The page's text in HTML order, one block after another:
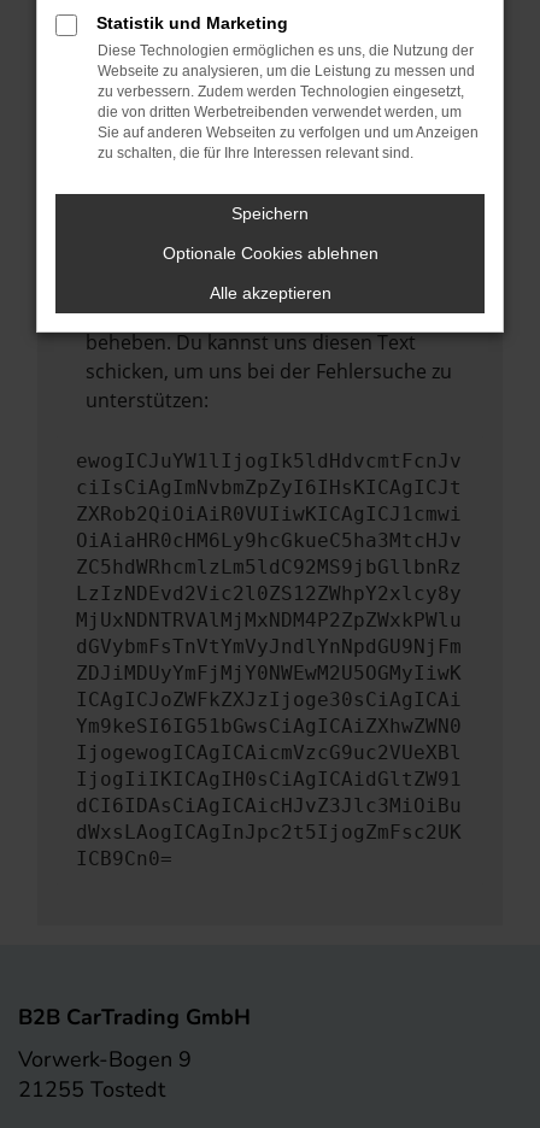
Stelle sicher, dass dein Browser und dein
Betriebssystem auf dem neuesten Stand
sind.
Veraltete Software birgt nicht nur ein
Sicherheitsrisiko, sondern kann auch dazu
führen, dass bestimmte Funktionen nicht
mehr unterstützt werden.
Wende dich an den Webseitenbetreiber.
Wenn du alle oben genannten Schritte
versucht hast, kontaktiere uns bitte. Wir
werden versuchen, das Problem zu
beheben. Du kannst uns diesen Text
schicken, um uns bei der Fehlersuche zu
unterstützen:
ewogICJuYW1lIjogIk5ldHdvcmtFcnJv
ciIsCiAgImNvbmZpZyI6IHsKICAgICJt
ZXRob2QiOiAiR0VUIiwKICAgICJ1cmwi
OiAiaHR0cHM6Ly9hcGkueC5ha3MtcHJv
ZC5hdWRhcmlzLm5ldC92MS9jbGllbnRz
LzIzNDEvd2Vic2l0ZS12ZWhpY2xlcy8y
MjUxNDNTRVAlMjMxNDM4P2ZpZWxkPWlu
dGVybmFsTnVtYmVyJndlYnNpdGU9NjFm
ZDJiMDUyYmFjMjY0NWEwM2U5OGMyIiwK
ICAgICJoZWFkZXJzIjoge30sCiAgICAi
Ym9keSI6IG51bGwsCiAgICAiZXhwZWN0
IjogewogICAgICAicmVzcG9uc2VUeXBl
IjogIiIKICAgIH0sCiAgICAidGltZW91
dCI6IDAsCiAgICAicHJvZ3Jlc3MiOiBu
dWxsLAogICAgInJpc2t5IjogZmFsc2UK
ICB9Cn0=
B2B CarTrading GmbH
Vorwerk-Bogen 9
21255 Tostedt
Statistik und Marketing
Diese Technologien ermöglichen es uns, die Nutzung der
Webseite zu analysieren, um die Leistung zu messen und
zu verbessern. Zudem werden Technologien eingesetzt,
die von dritten Werbetreibenden verwendet werden, um
Sie auf anderen Webseiten zu verfolgen und um Anzeigen
zu schalten, die für Ihre Interessen relevant sind.
Speichern
Optionale Cookies ablehnen
Alle akzeptieren